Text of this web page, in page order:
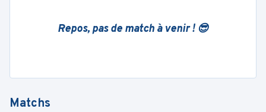
Repos, pas de match à venir ! 😎
Matchs